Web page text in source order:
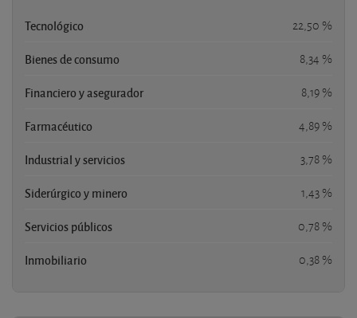
Tecnológico 22,50 %
Bienes de consumo 8,34 %
Financiero y asegurador 8,19 %
Farmacéutico 4,89 %
Industrial y servicios 3,78 %
Siderúrgico y minero 1,43 %
Servicios públicos 0,78 %
Inmobiliario 0,38 %